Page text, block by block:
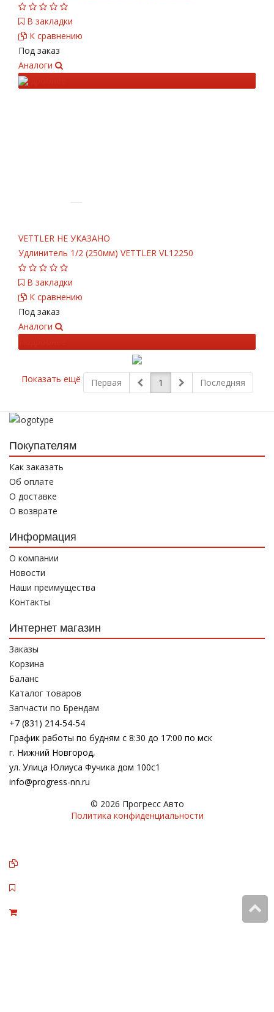
В закладки
К сравнению
Под заказ
Аналоги
Подробнее
VETTLER НЕ УКАЗАНО
Удлинитель 1/2 (250мм) VETTLER VL12250
В закладки
К сравнению
Под заказ
Аналоги
Показать ещё Первая 1 Последняя
Покупателям
Как заказать
Об оплате
О доставке
О возврате
Информация
О компании
Новости
Наши преимущества
Контакты
Интернет магазин
Заказы
Корзина
Баланс
Каталог товаров
Запчасти по Брендам
+7 (831) 214-54-54
График работы по будням с 8:30 до 17:00 по мск
г. Нижний Новгород,
ул. Улица Юлиуса Фучика дом 100с1
info@progress-nn.ru
© 2026 Прогресс Авто
Политика конфиденциальности